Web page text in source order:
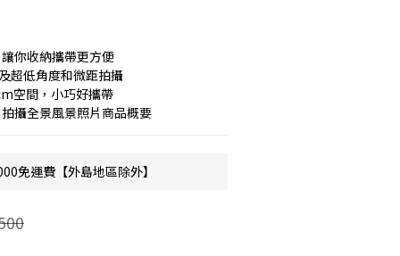
你收納攜帶更方便
超低角度和微距拍攝
空間，小巧好攜帶
攝全景風景照片商品概要
免運費【外島地區除外】